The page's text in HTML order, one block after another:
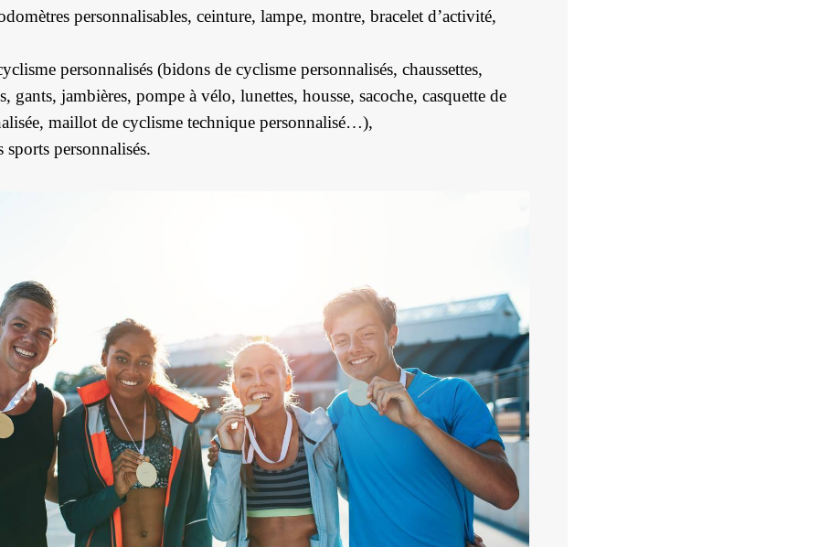
personnalisables, ceinture, lampe, montre, bracelet d’activité,
personnalisés (bidons de cyclisme personnalisés, chaussettes,
gants, jambières, pompe à vélo, lunettes, housse, sacoche, casquette de
maillot de cyclisme technique personnalisé…),
personnalisés.